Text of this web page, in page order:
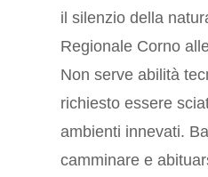
il silenzio della
Regionale Corno
Non serve abilità
richiesto essere
ambienti innevati.
camminare e